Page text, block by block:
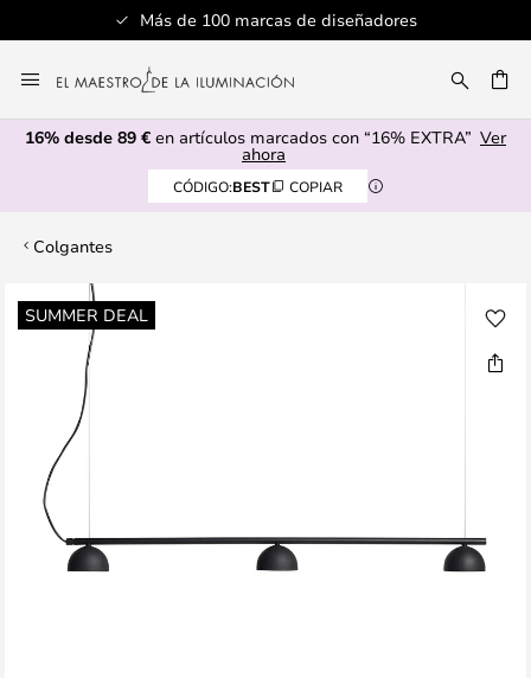
Más de 100 marcas de diseñadores
al
contenido
16% desde 89 € en artículos marcados con “16% EXTRA” Ver
ahora
CÓDIGO:BEST COPIAR
Colgantes
SUMMER DEAL
Saltar
al
galería
imágenes